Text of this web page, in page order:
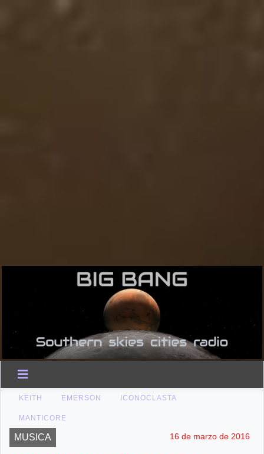
KEITH EMERSON ICONOCLASTA
MANTICORE
MUSICA 16 de marzo de 2016